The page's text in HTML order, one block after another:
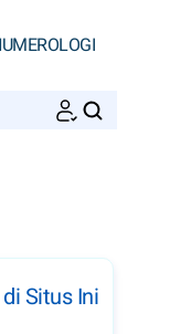
Situs Ini